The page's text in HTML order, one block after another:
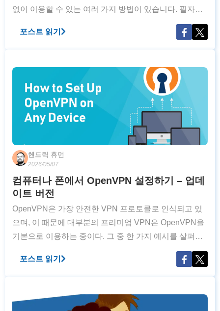
없이 이용할 수 있는 여러 가지 방법이 있습니다. 필자도
같은 문제를 겪었는데, 최근 VPN을 테스트할 때 회사 와
이파이가 연결을 바로 차단한 적도 있습니다. 또한 필자
포스트 읽기
헨드릭 휴먼
2026/05/07
컴퓨터나 폰에서 OpenVPN 설정하기 – 업데
이트 버전
OpenVPN은 가장 안전한 VPN 프로토콜로 인식되고 있
으며, 이 때문에 대부분의 프리미엄 VPN은 OpenVPN을
기본으로 이용하는 중이다. 그 중 한 가지 예시를 살펴보
자. 어떤 사용자들은 네이티브 앱을 지원하지 않는 오래
된 운영체제를 사용 중으로 프리미엄 VPN 업체를 통해
포스트 읽기